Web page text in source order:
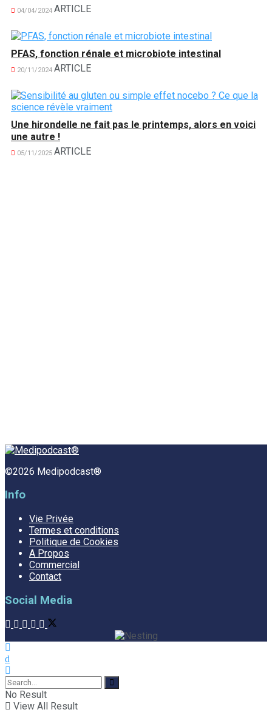
04/04/2024 ARTICLE
PFAS, fonction rénale et microbiote intestinal
20/11/2024 ARTICLE
Une hirondelle ne fait pas le printemps, alors en voici
une autre !
05/11/2025 ARTICLE
©2026 Medipodcast®
Info
Vie Privée
Termes et conditions
Politique de Cookies
A Propos
Commercial
Contact
Social Media
No Result
View All Result